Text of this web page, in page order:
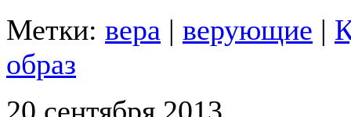
Метки: вера | верующие |
образ